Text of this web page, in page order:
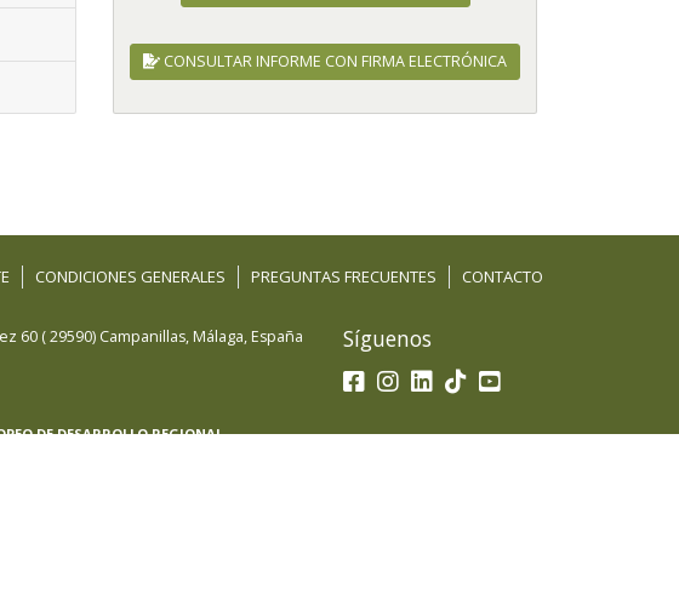
CONSULTAR INFORME CON FIRMA ELECTRÓNICA
CONDICIONES GENERALES PREGUNTAS FRECUENTES CONTACTO
60 (29590) Campanillas, Málaga, España
Síguenos
DE DESARROLLO REGIONAL